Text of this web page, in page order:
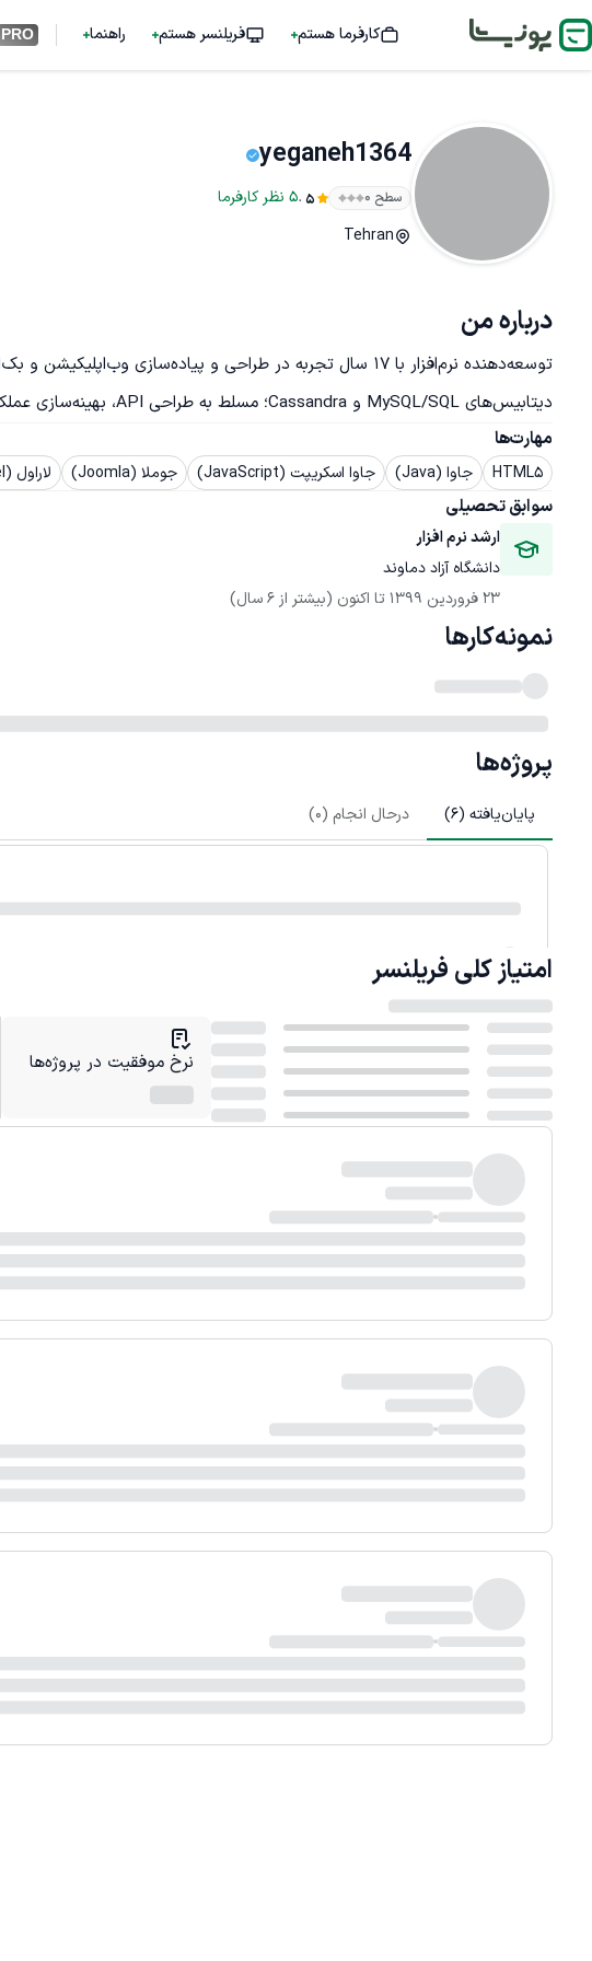
کارفرما هستم فریلنسر هستم راهنما PRO
yeganeh1364
سطح ۰ 5
.
5 نظر کارفرما
Tehran
درباره من
دیتابیس‌های MySQL/SQL و Cassandra؛ مسلط به طراحی API، بهینه‌سازی عملکرد و رفع باگ‌های پیچید
مهارت‌ها
HTML5 جاوا (Java) جاوا اسکریپت (JavaScript) جوملا (Joomla) لاراول (Laravel)
سوابق تحصیلی
ارشد نرم افزار
دانشگاه آزاد دماوند
23 فروردین 1399
تا اکنون (بیشتر از 6 سال)
نمونه‌کارها
پروژه‌ها
پایان‌یافته (6
) درحال انجام (0
)
امتیاز کلی فریلنسر
نرخ موفقیت در پروژه‌ها